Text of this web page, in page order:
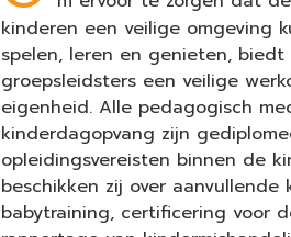
kinderen een veilige omgeving
spelen, leren en genieten, biedt
groepsleidsters een veilige
eigenheid. Alle pedagogisch
kinderdagopvang zijn
opleidingsvereisten binnen de
beschikken zij over
babytraining, certificering voor